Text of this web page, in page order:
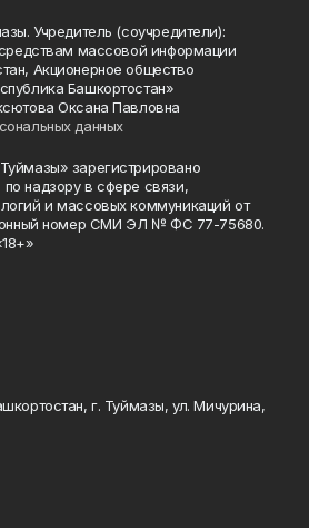
Учредитель (соучредители):
массовой информации
Акционерное общество
Башкортостан»
Оксана Павловна
данных
зарегистрировано
надзору в сфере связи,
и массовых коммуникаций от
номер СМИ ЭЛ № ФС 77-75680.
г. Туймазы, ул. Мичурина,